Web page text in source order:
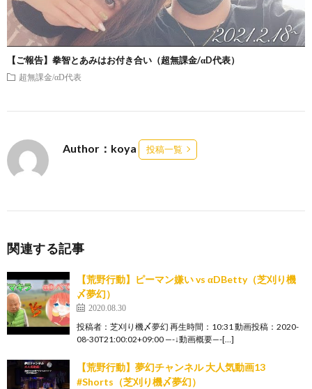
【ご報告】拳智とあみはお付き合い（超無課金/αD代表）
超無課金/αD代表
Author：koya 投稿一覧
関連する記事
【荒野行動】ピーマン嫌い vs αDBetty（芝刈り機
〆夢幻）
2020.08.30
投稿者：芝刈り機〆夢幻 再生時間：10:31 動画投稿：2020-
08-30T21:00:02+09:00 —-↓動画概要—-[…]
【荒野行動】夢幻チャンネル 大人気動画13
#Shorts（芝刈り機〆夢幻）